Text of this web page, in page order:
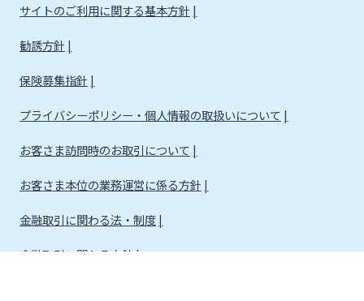
サイトのご利用に関する基本方針
勧誘方針
保険募集指針
プライバシーポリシー・個人情報の取扱いについて
お客さま訪問時のお取引について
お客さま本位の業務運営に係る方針
金融取引に関わる法・制度
金融取引に関わる方針